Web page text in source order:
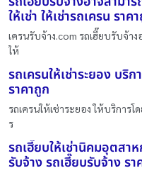
ให้เช่า ให้เช่ารถเครน ราค
เครนรับจ้าง.com รถเฮี๊ยบรับจ้า
ให้
รถเครนให้เช่าระยอง บริ
ราคาถูก
รถเครนให้เช่าระยอง ให้บริการโ
ร
รถเฮี๊ยบให้เช่านิคมอุตสา
รับจ้าง รถเฮี๊ยบรับจ้าง รา